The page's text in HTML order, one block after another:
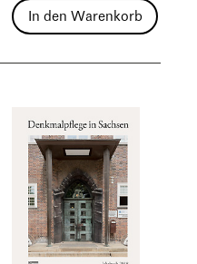
In den Warenkorb